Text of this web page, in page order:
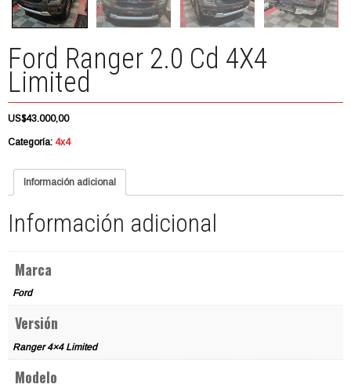
Ford Ranger 2.0 Cd 4X4
Limited
US$43.000,00
Categoría: 4x4
Información adicional
Información adicional
Marca
Ford
Versión
Ranger 4×4 Limited
Modelo